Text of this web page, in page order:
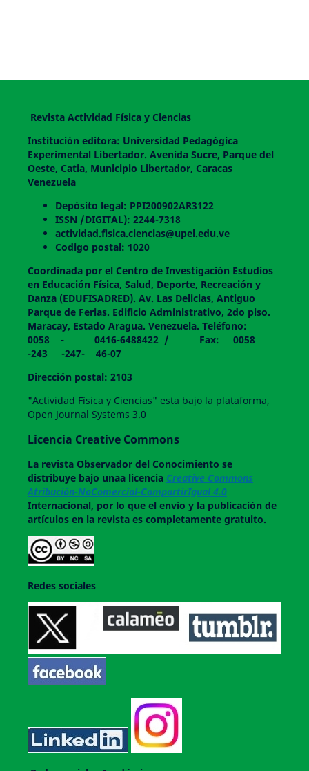
Revista Actividad Física y Ciencias
Institución editora: Universidad Pedagógica
Experimental Libertador. Avenida Sucre, Parque del
Oeste, Catia, Municipio Libertador, Caracas
Venezuela
Depósito legal: PPI200902AR3122
ISSN /DIGITAL): 2244-7318
actividad.fisica.ciencias@upel.edu.ve
Codigo postal: 1020
Coordinada por el Centro de Investigación Estudios
en Educación Física, Salud, Deporte, Recreación y
Danza (EDUFISADRED). Av. Las Delicias, Antiguo
Parque de Ferias. Edificio Administrativo, 2do piso.
Maracay, Estado Aragua. Venezuela. Teléfono:
0058 - 0416-6488422 / Fax: 0058
-243 -247- 46-07
Dirección postal: 2103
"Actividad Física y Ciencias" esta bajo la plataforma,
Open Journal Systems 3.0
Licencia Creative Commons
La revistaObservador del Conocimiento se
distribuye bajo unaa licencia Creative Commons
Atribución-NoComercial-CompartirIgual 4.0
Internacional, por lo que el envío y la publicación de
artículos en la revista es completamente gratuito.
Redes sociales